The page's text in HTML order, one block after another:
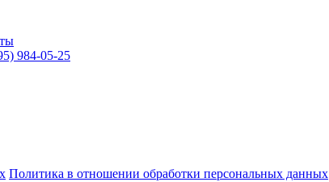
984-05-25
Политика в отношении обработки персональных данных